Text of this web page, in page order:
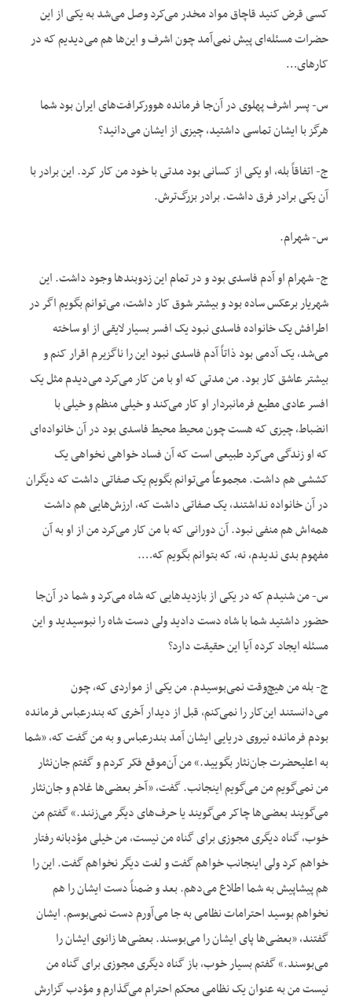
کسی قرض کنید قاچاق مواد مخدر می‌کرد وصل می‌شد به یکی از این
حضرات مسئله‌ای پیش نمی‌آمد چون اشرف و این‌ها هم می‌دیدیم که در
کارهای…
س- پسر اشرف پهلوی در آن‌جا فرمانده هوورکرافت‌های ایران بود شما
هرگز با ایشان تماسی داشتید، چیزی از ایشان می‌دانید؟
ج- اتفاقاً بله، او یکی از کسانی بود مدتی با خود من کار کرد. این برادر با
آن یکی برادر فرق داشت. برادر بزرگ‌ترش.
س- شهرام.
ج- شهرام او آدم فاسدی بود و در تمام این زدوبندها وجود داشت. این
شهریار برعکس ساده بود و بیشتر شوق کار داشت، می‌توانم بگویم اگر در
اطرافش یک خانواده فاسدی نبود یک افسر بسیار لایقی از او ساخته
می‌شد، یک آدمی بود ذاتاً آدم فاسدی نبود این را ناگزیرم اقرار کنم و
بیشتر عاشق کار بود. من مدتی که او با من کار می‌کرد می‌دیدم مثل یک
افسر عادی مطیع فرمانبردار او کار می‌کند و خیلی منظم و خیلی با
انضباط، چیزی که هست چون محیط محیط فاسدی بود در آن خانواده‌ای
که او زندگی می‌کرد طبیعی است که آن فساد خواهی نخواهی یک
کششی هم داشت. مجموعاً می‌توانم بگویم یک صفاتی داشت که دیگران
در آن خانواده نداشتند، یک صفاتی داشت که، ارزش‌هایی هم داشت
همه‌اش هم منفی نبود. آن دورانی که با من کار می‌کرد من از او به آن
مفهوم بدی ندیدم، نه، که بتوانم بگویم که….
س- من شنیدم که در یکی از بازدیدهایی که شاه می‌کرد و شما در آن‌جا
حضور داشتید شما با شاه دست دادید ولی دست شاه را نبوسیدید و این
مسئله ایجاد کرده آیا این حقیقت دارد؟
ج- بله من هیچ‌وقت نمی‌بوسیدم. من یکی از مواردی که، چون
می‌دانستند این‌کار را نمی‌کنم، قبل از دیدار آخری که بندرعباس فرمانده
بودم فرمانده نیروی دریایی ایشان آمد بندرعباس و به من گفت که، «شما
به اعلیحضرت جان‌نثار بگویید.» من آن‌موقع فکر کردم و گفتم جان‌نثار
من نمی‌گویم من می‌گویم اینجانب. گفت، «آخر بعضی‌ها غلام و جان‌نثار
می‌گویند بعضی‌ها چاکر می‌گویند یا حرف‌های دیگر می‌زنند.» گفتم من
خوب، گناه دیگری مجوزی برای گناه من نیست، من خیلی مؤدبانه رفتار
خواهم کرد ولی اینجانب خواهم گفت و لغت دیگر نخواهم گفت. این را
هم پیشاپیش به شما اطلاع می‌دهم. بعد و ضمناً دست ایشان را هم
نخواهم بوسید احترامات نظامی به جا می‌آورم دست نمی‌بوسم. ایشان
گفتند، «بعضی‌ها پای ایشان را می‌بوسند. بعضی‌ها زانوی ایشان را
می‌بوسند.» گفتم بسیار خوب، باز گناه دیگری مجوزی برای گناه من
نیست من به عنوان یک نظامی محکم احترام می‌گذارم و مؤدب گزارش